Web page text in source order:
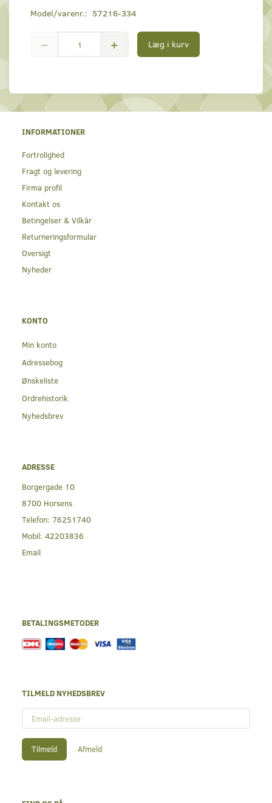
Model/varenr.: 57216-334
Læg i kurv
INFORMATIONER
Fortrolighed
Fragt og levering
Firma profil
Kontakt os
Betingelser & Vilkår
Returneringsformular
Oversigt
Nyheder
KONTO
Min konto
Adressebog
Ønskeliste
Ordrehistorik
Nyhedsbrev
ADRESSE
Borgergade 10
8700 Horsens
Telefon: 76251740
Mobil: 42203836
Email
BETALINGSMETODER
TILMELD NYHEDSBREV
adresse
Tilmeld Afmeld